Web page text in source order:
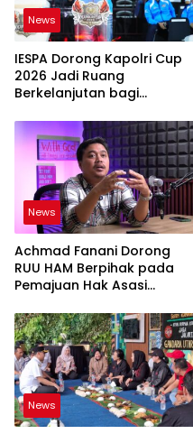
News
IESPA Dorong Kapolri Cup
2026 Jadi Ruang
Berkelanjutan bagi
News
Achmad Fanani Dorong
RUU HAM Berpihak pada
Pemajuan Hak Asasi
News